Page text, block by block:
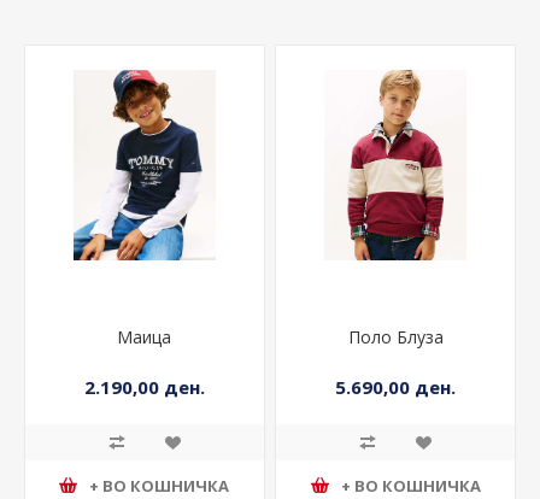
Маица
2.190,00 ден.
+ ВО КОШНИЧКА
Поло Блуза
5.690,00 ден.
+ ВО КОШНИЧКА